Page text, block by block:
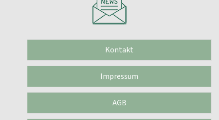
Kontakt
Impressum
AGB